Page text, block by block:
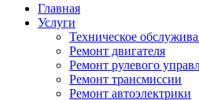
Главная
Услуги
Техническое
Ремонт двигателя
Ремонт рулевого
Ремонт трансмиссии
Ремонт автоэлектрики